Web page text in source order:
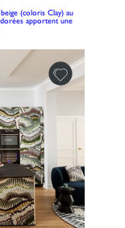
(coloris Clay) au
apportent une